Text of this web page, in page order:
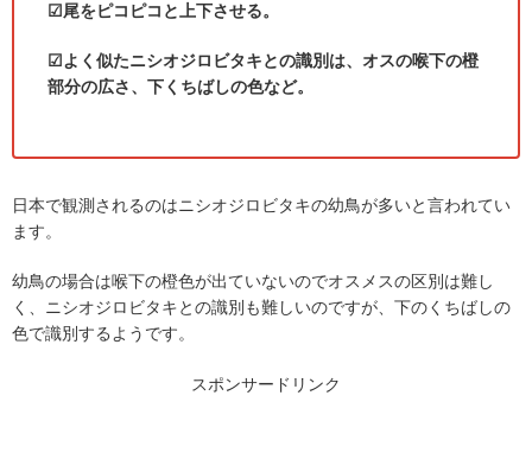
☑尾をピコピコと上下させる。
☑よく似たニシオジロビタキとの識別は、オスの喉下の橙
部分の広さ、下くちばしの色など。
日本で観測されるのはニシオジロビタキの幼鳥が多いと言われてい
ます。
幼鳥の場合は喉下の橙色が出ていないのでオスメスの区別は難し
く、ニシオジロビタキとの識別も難しいのですが、下のくちばしの
色で識別するようです。
スポンサードリンク